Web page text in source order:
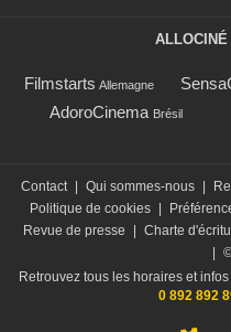
Filmstarts Allemagne
AdoroCinema Brésil
Contact Qui sommes-nous
Politique de cookies
Revue de presse
Charte
Retrouvez tous les horaires et
0 892 892